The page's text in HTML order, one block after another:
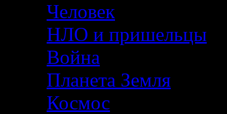
Человек
НЛО и пришельцы
Война
Планета Земля
Космос